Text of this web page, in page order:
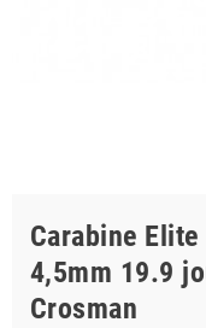
Carabine
4,5mm 19.9
Crosman